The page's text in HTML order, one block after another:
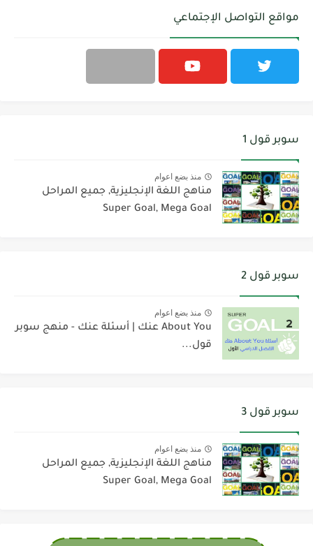
مواقع التواصل الإجتماعي
سوبر قول 1
منذ بضع اعوام
مناهج اللغة الإنجليزية, جميع المراحل
Super Goal, Mega Goal
سوبر قول 2
منذ بضع اعوام
About You عنك | أسئلة عنك - منهج سوبر
قول...
سوبر قول 3
منذ بضع اعوام
مناهج اللغة الإنجليزية, جميع المراحل
Super Goal, Mega Goal